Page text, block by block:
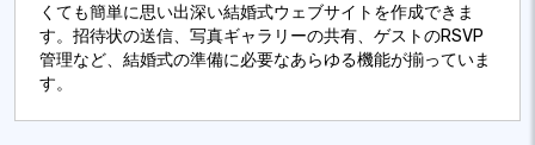
くても簡単に思い出深い結婚式ウェブサイトを作成できま
す。招待状の送信、写真ギャラリーの共有、ゲストのRSVP
管理など、結婚式の準備に必要なあらゆる機能が揃っていま
す。